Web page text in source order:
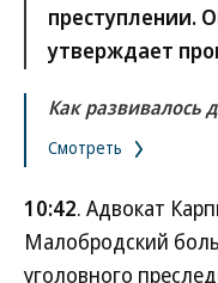
преступлении.
утверждает
Как развивалось
Смотреть
10:42. Адвокат
Малобродский
уголовного